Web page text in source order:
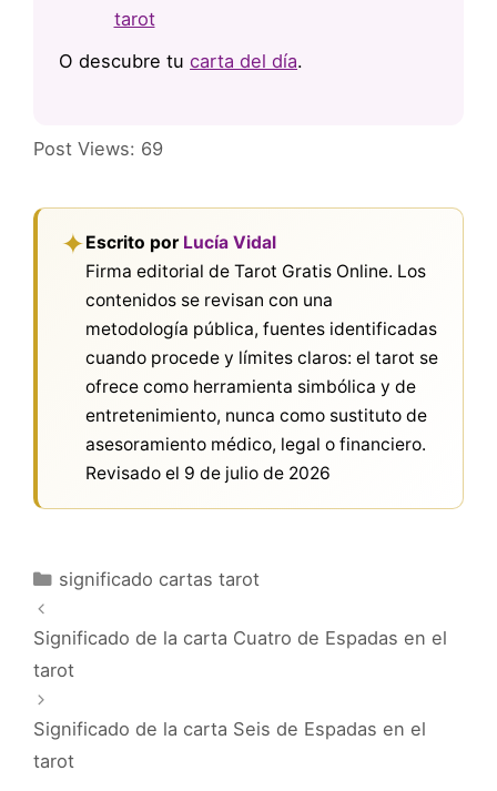
tarot
O descubre tucarta del día.
Post Views: 69
✦Escrito por Lucía Vidal
Firma editorial de Tarot Gratis Online. Los
contenidos se revisan con una
metodología pública, fuentes identificadas
cuando procede y límites claros: el tarot se
ofrece como herramienta simbólica y de
entretenimiento, nunca como sustituto de
asesoramiento médico, legal o financiero.
Revisado el 9 de julio de 2026
Categorías
significado cartas tarot
Significado de la carta Cuatro de Espadas en el
tarot
Significado de la carta Seis de Espadas en el
tarot